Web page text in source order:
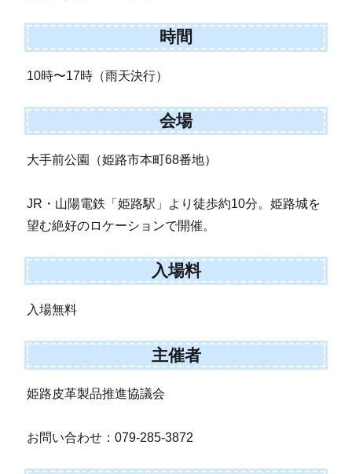
時間
10時〜17時（雨天決行）
会場
大手前公園（姫路市本町68番地）
JR・山陽電鉄「姫路駅」より徒歩約10分。姫路城を
望む絶好のロケーションで開催。
入場料
入場無料
主催者
姫路皮革製品推進協議会
お問い合わせ：079-285-3872